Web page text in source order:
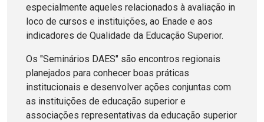
especialmente aqueles relacionados à avaliação in
loco de cursos e instituições, ao Enade e aos
indicadores de Qualidade da Educação Superior.
Os "Seminários DAES" são encontros regionais
planejados para conhecer boas práticas
institucionais e desenvolver ações conjuntas com
as instituições de educação superior e
associações representativas da educação superior